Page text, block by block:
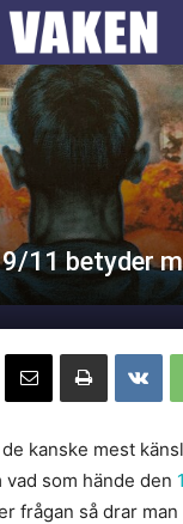
11 betyder
kanske mest
som hände den
frågan så drar man